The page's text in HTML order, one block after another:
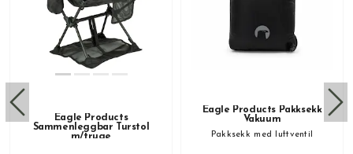
Eagle Products
Sammenleggbar Turstol
m/truge
Eagle Products Pakksekk
Vakuum
Pakksekk med luftventil